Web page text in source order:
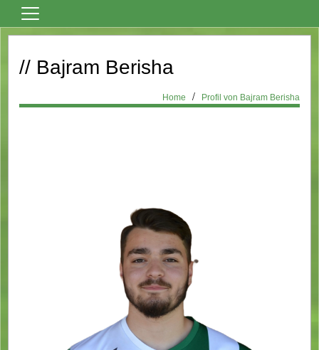
Vereinsnews
// Bajram Berisha
Home Profil von Bajram Berisha